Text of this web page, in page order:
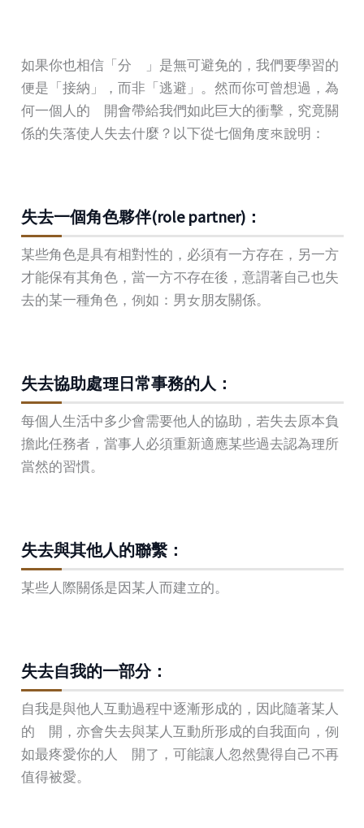
如果你也相信「分離」是無可避免的，我們要學習的
便是「接納」，而非「逃避」。然而你可曾想過，為
何一個人的離開會帶給我們如此巨大的衝擊，究竟關
係的失落使人失去什麼？以下從七個角度來說明：
失去一個角色夥伴(role partner)：
某些角色是具有相對性的，必須有一方存在，另一方
才能保有其角色，當一方不存在後，意謂著自己也失
去的某一種角色，例如：男女朋友關係。
失去協助處理日常事務的人：
每個人生活中多少會需要他人的協助，若失去原本負
擔此任務者，當事人必須重新適應某些過去認為理所
當然的習慣。
失去與其他人的聯繫：
某些人際關係是因某人而建立的。
失去自我的一部分：
自我是與他人互動過程中逐漸形成的，因此隨著某人
的離開，亦會失去與某人互動所形成的自我面向，例
如最疼愛你的人離開了，可能讓人忽然覺得自己不再
值得被愛。